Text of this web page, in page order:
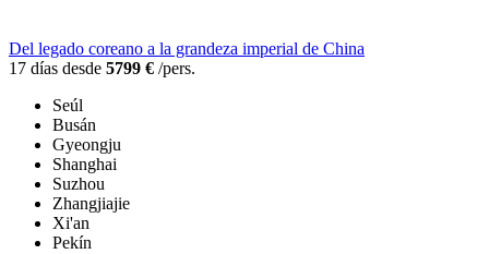
Del legado coreano a la grandeza imperial de China
17 días desde 5799 € /pers.
Seúl
Busán
Gyeongju
Shanghai
Suzhou
Zhangjiajie
Xi'an
Pekín